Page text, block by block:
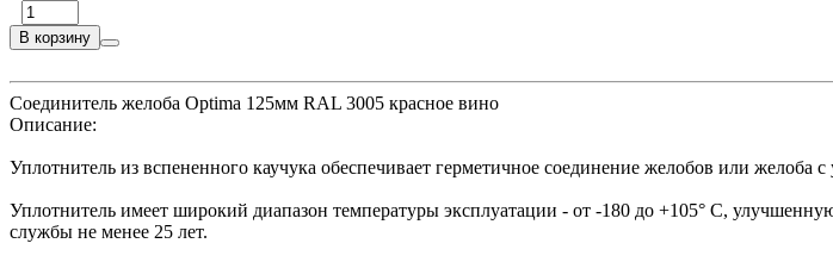
В корзину
Соединитель желоба Optima 125мм RAL 3005 красное вино
Описание:
Уплотнитель из вспененного каучука обеспечивает герметичное соединение желобов или
Уплотнитель имеет широкий диапазон температуры эксплуатации - от -180 до +105° С,
службы не менее 25 лет.